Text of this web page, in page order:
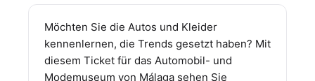
Möchten Sie die Autos und Kleider
kennenlernen, die Trends gesetzt haben? Mit
diesem Ticket für das Automobil- und
Modemuseum von Málaga sehen Sie